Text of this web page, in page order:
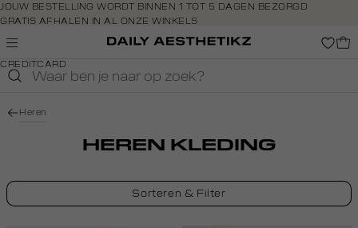
Navigeer
direct naar
de
Open de
direct
JOUW BESTELLING WORDT BINNEN 1 TOT 5 DAGEN BEZORGD
GRATIS AFHALEN IN AL ONZE WINKELS
GRATIS RETOURNEREN BINNEN 14 DAGEN IN DE WINKEL
BETAAL ZOALS JIJ WILT: O.A. BANCONTACT, RIVERTY, APPLE PAY &
CREDITCARD
Heren
HEREN KLEDING
Sorteren & Filter